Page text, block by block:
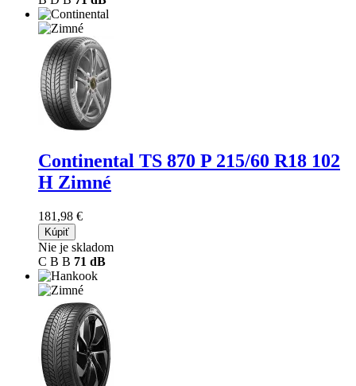
Continental TS 870 P 215/60 R18 102
H Zimné
181,98 €
Kúpiť
Nie je skladom
C B B 71 dB